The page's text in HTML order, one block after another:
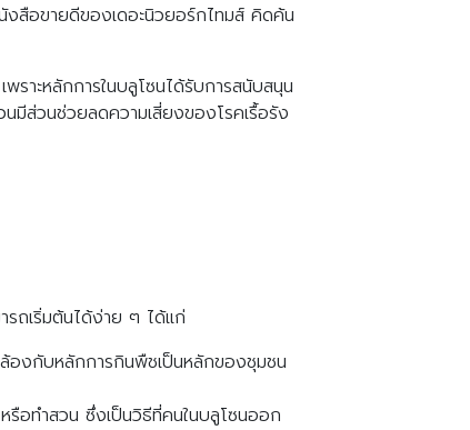
สือขายดีของเดอะนิวยอร์กไทมส์ คิดค้น
ราะหลักการในบลูโซนได้รับการสนับสนุน
มีส่วนช่วยลดความเสี่ยงของโรคเรื้อรัง
รถเริ่มต้นได้ง่าย ๆ ได้แก่
องกับหลักการกินพืชเป็นหลักของชุมชน
รือทำสวน ซึ่งเป็นวิธีที่คนในบลูโซนออก